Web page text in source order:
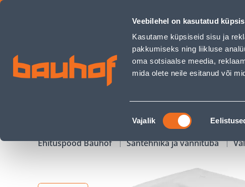
Veebilehel on kasutatud
Kasutame küpsiseid sisu ja
pakkumiseks ning liikluse
oma sotsiaalse meedia,
mida olete neile esitanud või
Nõusoleku
valik
Vajalik
VALAMU VITRA S10 550X450X175MM - Bauhof has loaded
Äriklienditeenindus Klienditeenindus
KAMPAANIAD
Ehituspood Bauhof Santehnika ja vannituba